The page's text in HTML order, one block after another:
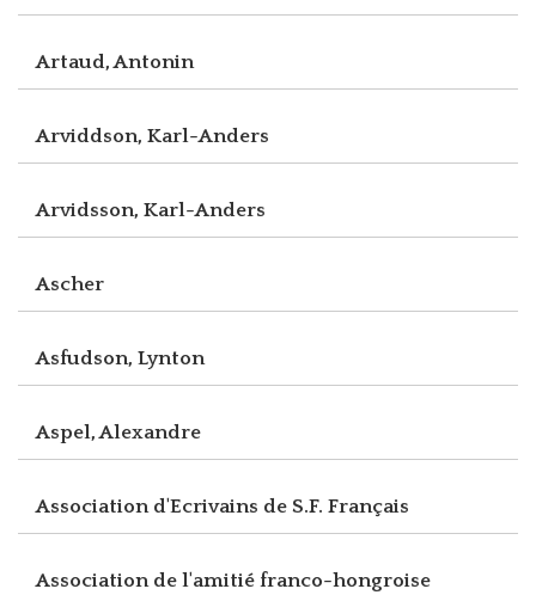
Artaud, Antonin
Arviddson, Karl-Anders
Arvidsson, Karl-Anders
Ascher
Asfudson, Lynton
Aspel, Alexandre
Association d'Ecrivains de S.F. Français
Association de l'amitié franco-hongroise